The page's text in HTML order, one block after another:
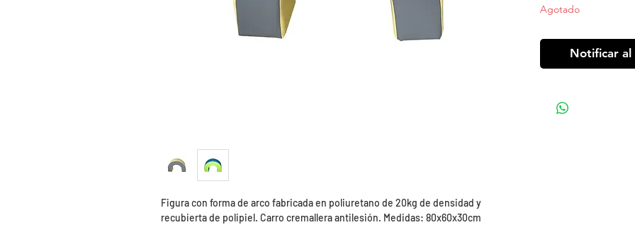
Figura con forma de arco fabricada en poliuretano de 20kg de densidad y
recubierta de polipiel. Carro cremallera antilesión. Medidas: 80x60x30cm
Agotado
Notificar